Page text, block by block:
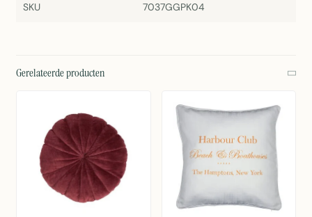
SKU 7037GGPK04
Gerelateerde producten